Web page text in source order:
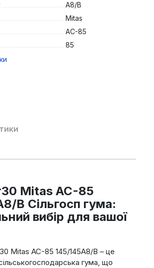
A8/B
Mitas
AC-85
85
Mitas AC-85
B Сільгосп гума:
вибір для вашої
Mitas AC-85 145/145A8/B – це
гума, що